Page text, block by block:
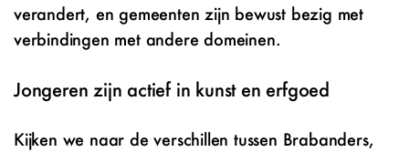
verandert, en gemeenten zijn bewust bezig met
verbindingen met andere domeinen.
Jongeren zijn actief in kunst en erfgoed
Kijken we naar de verschillen tussen Brabanders,